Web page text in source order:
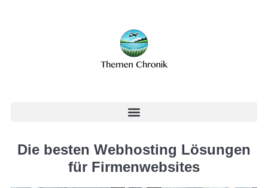
Die besten Webhosting Lösungen
für Firmenwebsites